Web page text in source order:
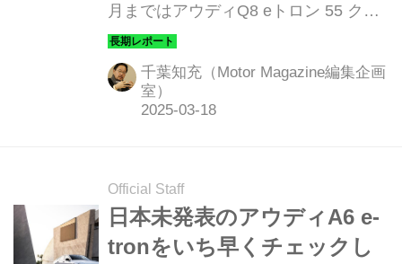
月まではアウディQ8 eトロン 55 クワ
トロ Sライン を2モデルテストした。
前半2回はスポーツバックモデルをお
届けする。
千葉知充（Motor Magazine編集企画
室）
Official Staff
日本未発表のアウディA6 e-
tronをいち早くチェックし